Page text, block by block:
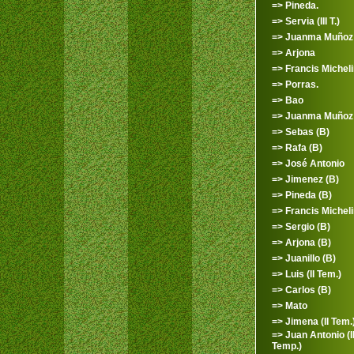
=> Pineda.
=> Servia (III T.)
=> Juanma Muñoz
=> Arjona
=> Francis
=> Porras.
=> Bao
=> Juanma
=> Sebas (B)
=> Rafa (B)
=> José Antonio
=> Jimenez (B)
=> Pineda (B)
=> Francis
=> Sergio (B)
=> Arjona (B)
=> Juanillo (B)
=> Luis (II Tem.)
=> Carlos (B)
=> Mato
=> Jimena (II
=> Juan Antonio (III
Temp.)